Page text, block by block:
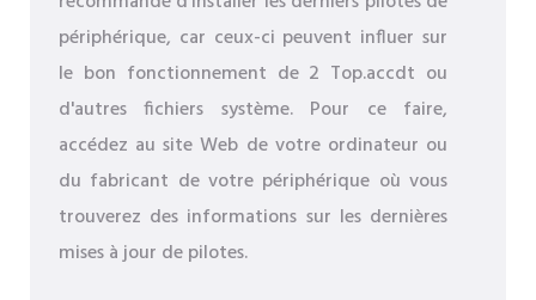
périphérique, car ceux-ci peuvent influer sur
le bon fonctionnement de 2 Top.accdt ou
d'autres fichiers système. Pour ce faire,
accédez au site Web de votre ordinateur ou
du fabricant de votre périphérique où vous
trouverez des informations sur les dernières
mises à jour de pilotes.